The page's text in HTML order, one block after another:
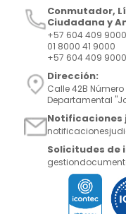
Conmutador,
Ciudadana y
+57 604 409 9000
01 8000 41 9000
+57 604 409 9000
Dirección:
Calle 42B
Departamental
Notificaciones
Solicitudes de